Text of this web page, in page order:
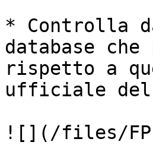
* Controlla
database
rispetto a
ufficiale del
![](/files/